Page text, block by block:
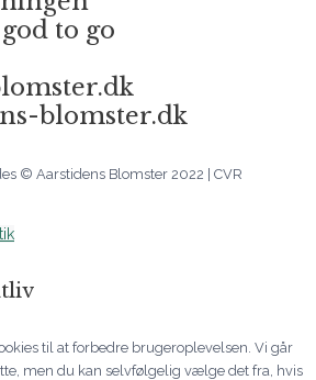
to go
blomster.dk
© Aarstidens Blomster 2022 | CVR
til at forbedre brugeroplevelsen. Vi går
men du kan selvfølgelig vælge det fra, hvis